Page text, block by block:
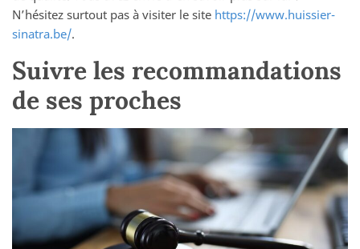
N’hésitez surtout pas à visiter le site https://www.huissier-
sinatra.be/.
Suivre les recommandations
de ses proches